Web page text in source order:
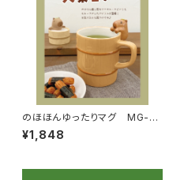
のほほんゆったりマグ MG-29
682
¥1,848